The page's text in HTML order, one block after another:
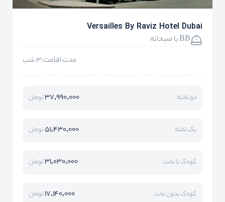
Versailles By Raviz Hotel Dubai
BB با صبحانه
مدت اقامت:3 شب
دو تخته 37,990,000تومان
یک تخته 51,430,000تومان
کودک با تخت 31,030,000تومان
کودک بدون تخت 17,140,000تومان